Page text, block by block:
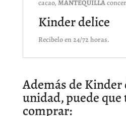
cacao, MANTEQUILLA
Kinder delice
Recibelo en 24/72 horas.
Además de Kinder
unidad, puede que
comprar: